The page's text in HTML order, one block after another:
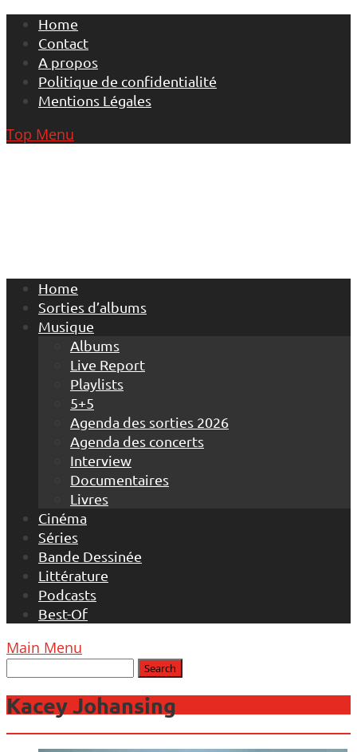
Skip
content
Home
Contact
A propos
Politique de confidentialité
Mentions Légales
Top Menu
Home
Sorties d’albums
Musique
Albums
Live Report
Playlists
5+5
Agenda des sorties 2026
Agenda des concerts
Interview
Documentaires
Livres
Cinéma
Séries
Bande Dessinée
Littérature
Podcasts
Best-Of
Main Menu
Kacey Johansing